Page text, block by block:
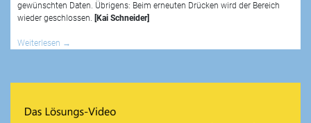
gewünschten Daten. Übrigens: Beim erneuten Drücken wird der Bereich
wieder geschlossen. [Kai Schneider]
Weiterlesen →